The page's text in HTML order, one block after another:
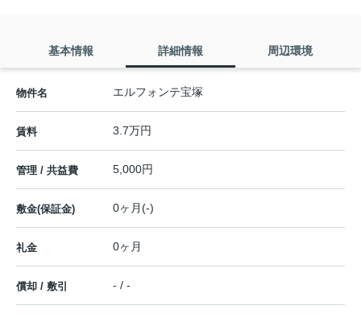
基本情報 詳細情報 周辺環境
物件名 エルフォンテ宝塚
賃料 3.7万円
管理 / 共益費 5,000円
敷金(保証金) 0ヶ月(-)
礼金 0ヶ月
償却 / 敷引 - / -